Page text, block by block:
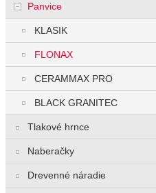
Panvice
KLASIK
FLONAX
CERAMMAX PRO
BLACK GRANITEC
Tlakové hrnce
Naberačky
Drevenné náradie